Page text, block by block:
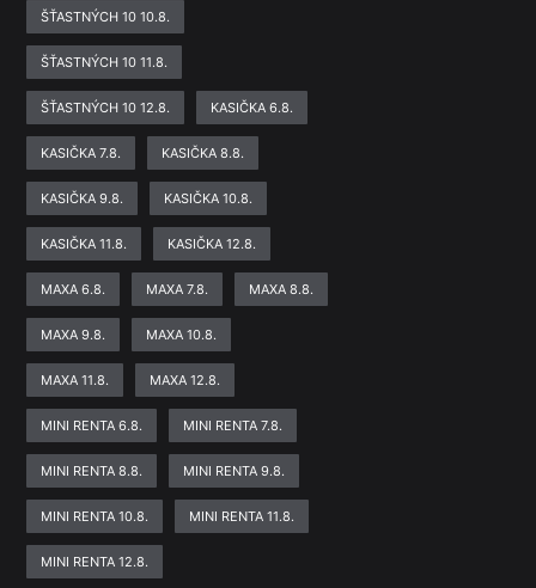
ŠŤASTNÝCH 10 10.8.
ŠŤASTNÝCH 10 11.8.
ŠŤASTNÝCH 10 12.8. KASIČKA 6.8.
KASIČKA 7.8. KASIČKA 8.8.
KASIČKA 9.8. KASIČKA 10.8.
KASIČKA 11.8. KASIČKA 12.8.
MAXA 6.8. MAXA 7.8. MAXA 8.8.
MAXA 9.8. MAXA 10.8.
MAXA 11.8. MAXA 12.8.
MINI RENTA 6.8. MINI RENTA 7.8.
MINI RENTA 8.8. MINI RENTA 9.8.
MINI RENTA 10.8. MINI RENTA 11.8.
MINI RENTA 12.8.